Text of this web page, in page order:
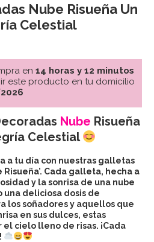
Nube Risueña Un
Celestial
en 14 horas y 12 minutos
este producto en tu domicilio
Nube Risueña
Celestial
a tu día con nuestras galletas
Risueña’. Cada galleta, hecha a
y la sonrisa de una nube
una deliciosa dosis de
los soñadores y aquellos que
en sus dulces, estas
cielo lleno de risas. ¡Cada